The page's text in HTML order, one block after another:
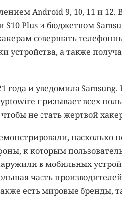
Android 9, 10, 11 и 12.
Plus и бюджетном
совершать
устройства, а также
года и уведомила
призывает всех
не стать жертвой
, насколько
к которым
в мобильных
часть
есть мировые бренды,